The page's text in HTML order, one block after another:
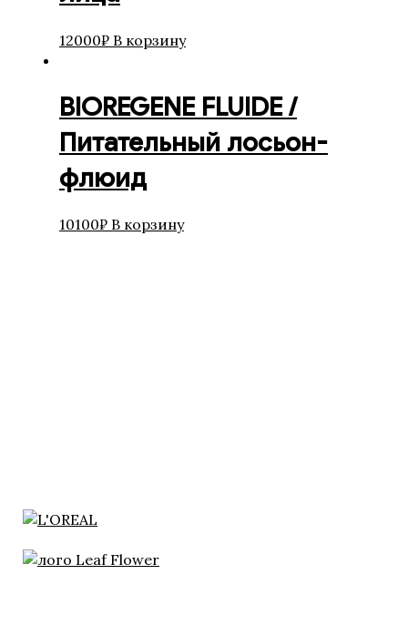
12000₽ В корзину
BIOREGENE FLUIDE /
Питательный лосьон-
флюид
10100₽ В корзину